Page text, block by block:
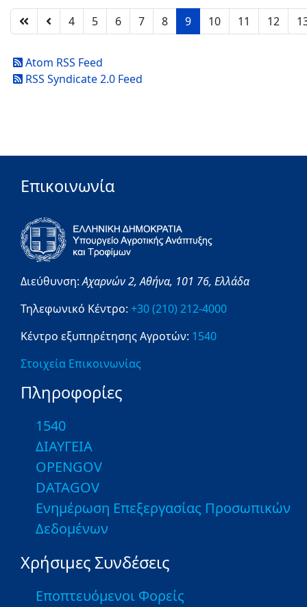
4 5 6 7 8 9 10 11 12
Atom RSS Feed
RSS Syndicate 2.0 Feed
Επικοινωνία
Διεύθυνση:Αχαρνών 2,Αθήνα, 101 76, Ελλάδα
Τηλεφωνικό Κέντρο: +30 (210) 212-4000
Κέντρο εξυπηρέτησης Αγροτών: 1540
Στοιχεία Επικοινωνίας
Πληροφορίες
1540
ΔΙΑΥΓΕΙΑ
OPENGOV
DATAGOV
Ενημέρωση Επεξεργασίας Προσωπικών
Δεδομένων
Χρήσιμες Συνδέσεις
Εποπτευόμενοι Φορείς